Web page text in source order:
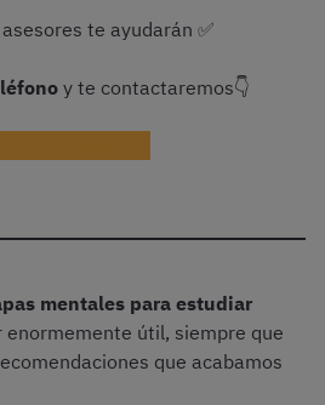
te ayudarán ✅
y te contactaremos👇
mentales para estudiar
enormemente útil, siempre que
que acabamos